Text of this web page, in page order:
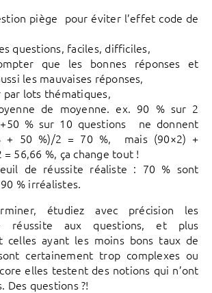
piège pour éviter l’effet code de
questions, faciles, difficiles,
que les bonnes réponses et
les mauvaises réponses,
lots thématiques,
de moyenne. ex. 90 % sur 2
% sur 10 questions ne donnent
+ 50 %)/2 = 70 %, mais (90×2) +
56,66 %, ça change tout !
de réussite réaliste : 70 % sont
% irréalistes.
étudiez avec précision les
réussite aux questions, et plus
celles ayant les moins bons taux de
certainement trop complexes ou
elles testent des notions qui n’ont
Des questions ?!